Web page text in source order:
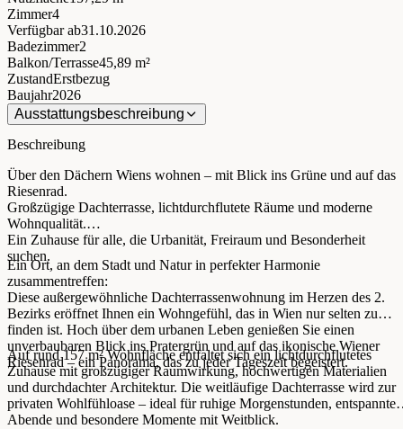
Zimmer4
Verfügbar ab31.10.2026
Badezimmer2
Balkon/Terrasse45,89 m²
ZustandErstbezug
Baujahr2026
Ausstattungsbeschreibung
Beschreibung
Über den Dächern Wiens wohnen – mit Blick ins Grüne und auf das
Riesenrad.
Großzügige Dachterrasse, lichtdurchflutete Räume und moderne
Wohnqualität.
Ein Zuhause für alle, die Urbanität, Freiraum und Besonderheit
suchen.
Ein Ort, an dem Stadt und Natur in perfekter Harmonie
zusammentreffen:
Diese außergewöhnliche Dachterrassenwohnung im Herzen des 2.
Bezirks eröffnet Ihnen ein Wohngefühl, das in Wien nur selten zu
finden ist. Hoch über dem urbanen Leben genießen Sie einen
unverbaubaren Blick ins Pratergrün und auf das ikonische Wiener
Riesenrad – ein Panorama, das zu jeder Tageszeit begeistert.
Auf rund 157 m² Wohnfläche entfaltet sich ein lichtdurchflutetes
Zuhause mit großzügiger Raumwirkung, hochwertigen Materialien
und durchdachter Architektur. Die weitläufige Dachterrasse wird zur
privaten Wohlfühloase – ideal für ruhige Morgenstunden, entspannte
Abende und besondere Momente mit Weitblick.